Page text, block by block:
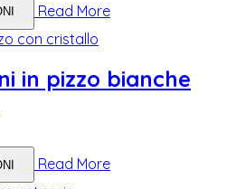
Read More
in pizzo bianche
Read More